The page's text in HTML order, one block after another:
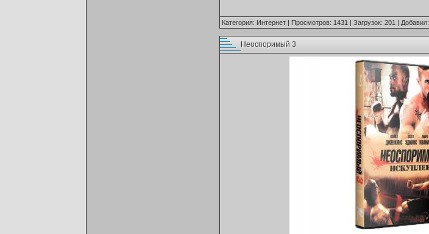
Категория: Интернет | Просмотров: 1431 | Загрузок: 201 | Добавил:
Неоспоримый 3